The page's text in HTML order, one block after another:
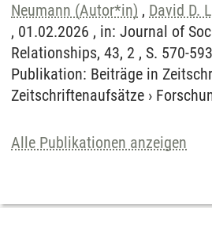
Neumann (Autor*in) , David D.
, 01.02.2026 , in: Journal of
Relationships, 43, 2 , S. 570-
Publikation: Beiträge in
Zeitschriftenaufsätze ›
Alle Publikationen anzeigen